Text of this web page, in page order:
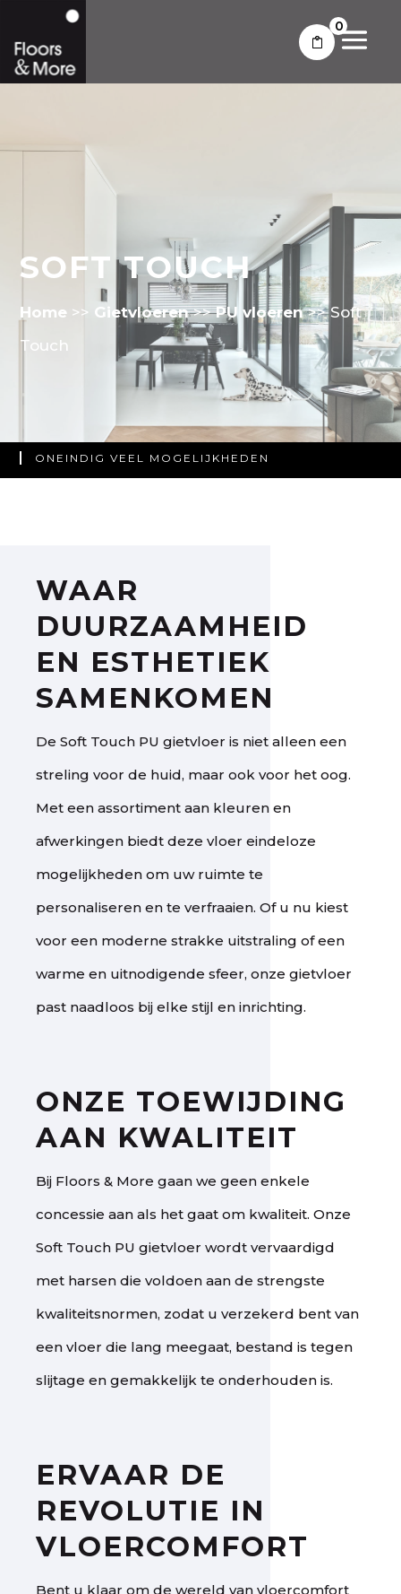
0
SOFT TOUCH
Home >> Gietvloeren>>PU vloeren>>Soft
Touch
ONEINDIG VEEL MOGELIJKHEDEN
WAAR
DUURZAAMHEID
EN ESTHETIEK
SAMENKOMEN
De Soft Touch PU gietvloer is niet alleen een
streling voor de huid, maar ook voor het oog.
Met een assortiment aan kleuren en
afwerkingen biedt deze vloer eindeloze
mogelijkheden om uw ruimte te
personaliseren en te verfraaien. Of u nu kiest
voor een moderne strakke uitstraling of een
warme en uitnodigende sfeer, onze gietvloer
past naadloos bij elke stijl en inrichting.
ONZE TOEWIJDING
AAN KWALITEIT
Bij Floors & More gaan we geen enkele
concessie aan als het gaat om kwaliteit. Onze
Soft Touch PU gietvloer wordt vervaardigd
met harsen die voldoen aan de strengste
kwaliteitsnormen, zodat u verzekerd bent van
een vloer die lang meegaat, bestand is tegen
slijtage en gemakkelijk te onderhouden is.
ERVAAR DE
REVOLUTIE IN
VLOERCOMFORT
Bent u klaar om de wereld van vloercomfort